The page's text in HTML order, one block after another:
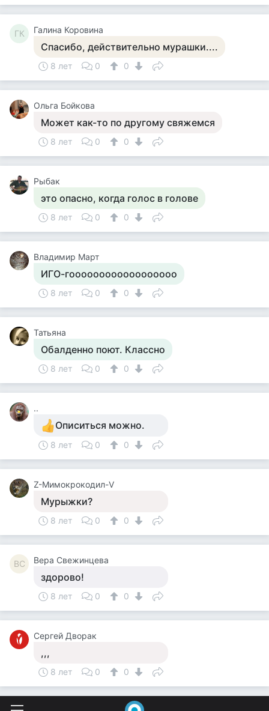
ГК Галина Коровина
Спасибо, действительно мурашки....
8 лет 0 0
Ольга Бойкова
Может как-то по другому свяжемся
8 лет 0 0
Рыбак
это опасно, когда голос в голове
8 лет 0 0
Владимир Март
ИГО-гоооооооооооооооооо
8 лет 0 0
Татьяна
Обалденно поют. Классно
8 лет 0 0
..
Описиться можно.
8 лет 0 0
Z-Мимокрокодил-V
Мурыжки?
8 лет 0 0
ВС Вера Свежинцева
здорово!
8 лет 0 0
Сергей Дворак
,,,
8 лет 0 0